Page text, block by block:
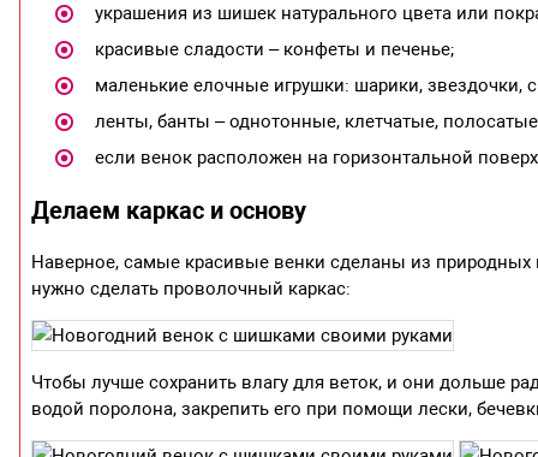
украшения из шишек натурального цвета или
красивые сладости – конфеты и печенье;
маленькие елочные игрушки: шарики, звездочки,
ленты, банты – однотонные, клетчатые,
если венок расположен на горизонтальной
Делаем каркас и основу
Наверное, самые красивые венки сделаны из природных
нужно сделать проволочный каркас:
Чтобы лучше сохранить влагу для веток, и они дольше
водой поролона, закрепить его при помощи лески,